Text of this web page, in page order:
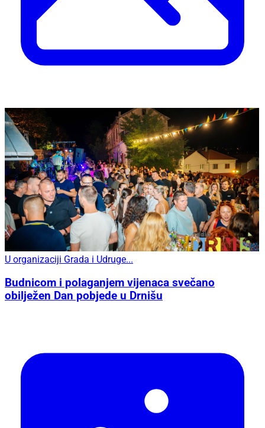
U organizaciji Grada i Udruge...
Budnicom i polaganjem vijenaca svečano
obilježen Dan pobjede u Drnišu